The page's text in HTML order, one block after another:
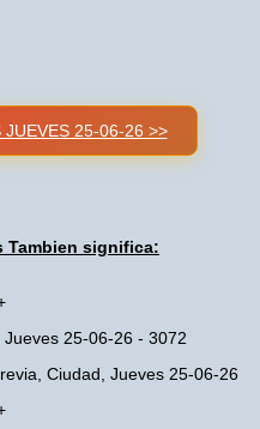
25-06-26 >>
Tambien significa:
25-06-26 - 3072
Ciudad, Jueves 25-06-26